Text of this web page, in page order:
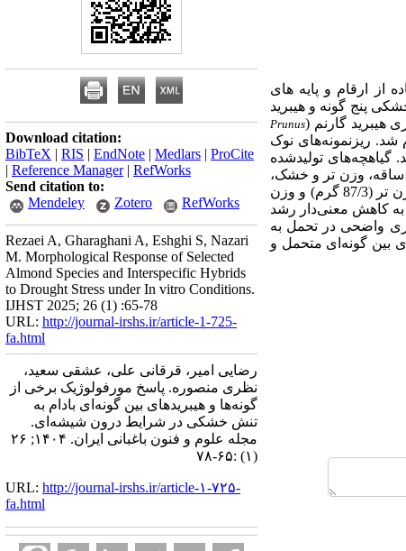
از
ارقام و پایه های
خشکی پنج گونه و هیبرید
هیبرید گارنم (Prunus
شد. ریزنمونه‌های نوک
تولیدشده
وزن تر و خشک،
با بیشترین طول ساقه (03/3 سانتی‌متر)، وزن تر (87/3 گرم) و وزن
به کاهش معنی‌دار رشد
واضحی در تحمل به
بین گونه‌ای متحمل و
Download citation:
BibTeX | RIS | EndNote | Medlars | ProCite
| Reference Manager| RefWorks
Send citation to:
Mendeley
Zotero RefWorks
Rezaei A, Gharaghani A, Eshghi S, Nazari
M. Morphological Response of Selected
Almond Species and Interspecific Hybrids
to Drought Stress under In vitro Conditions.
IJHST 2025; 26 (1) :65-78
URL: http://journal-irshs.ir/article-1-725-
fa.html
رضایی امیر، قرقانی علی، عشقی سعید،
نظری منصوره. پاسخ مورفولوژیک برخی از
گونه‌ها و هیبرید‌های بین گونه‌ای بادام به
تنش خشکی در شرایط درون شیشه‌ای.
مجله علوم و فنون باغبانی ایران. ۱۴۰۴; ۲۶
(۱) :۶۵-۷۸
URL: http://journal-irshs.ir/article-۱-۷۲۵-
fa.html